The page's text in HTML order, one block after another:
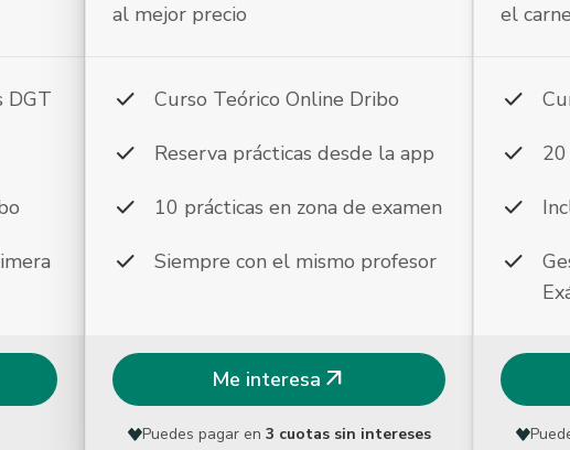
DGT
al mejor precio
check Curso Teórico Online Dribo
check Reserva prácticas desde la app
check 10 prácticas en zona de examen
check Siempre con el mismo profesor
Me interesa arrow_outward
Puedes pagar en 3 cuotas sin intereses
el
check
check
check
check